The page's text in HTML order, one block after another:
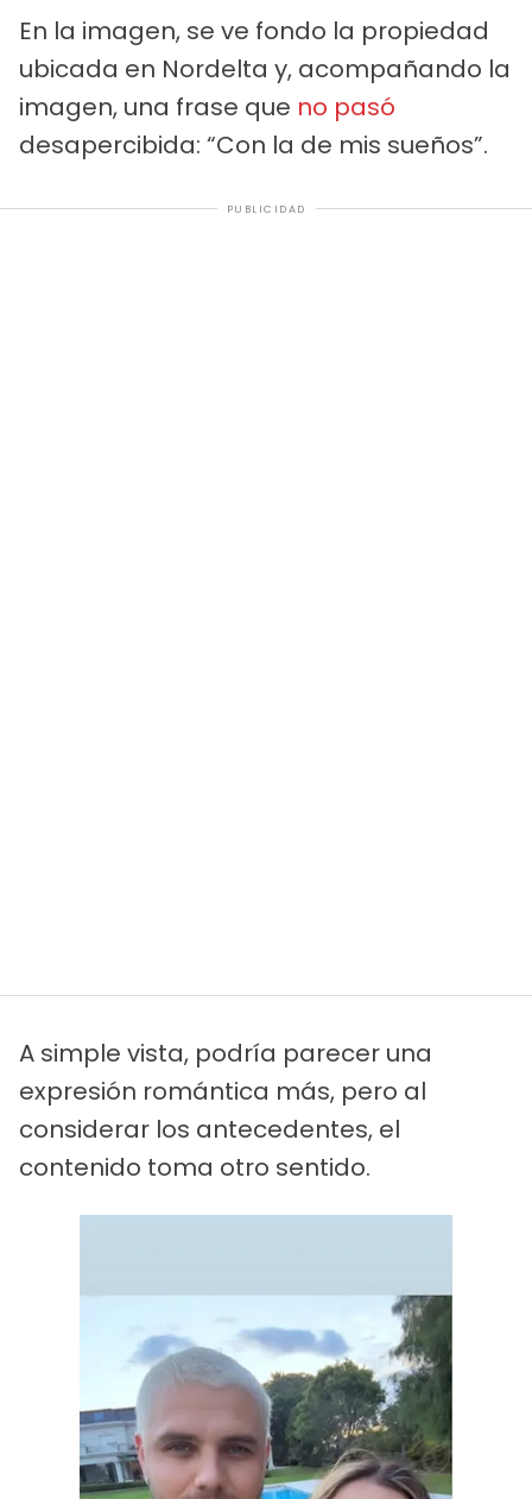
En la imagen, se ve fondo la propiedad
ubicada en Nordelta y, acompañando la
imagen, una frase que no pasó
desapercibida: “Con la de mis sueños”.
PUBLICIDAD
A simple vista, podría parecer una
expresión romántica más, pero al
considerar los antecedentes, el
contenido toma otro sentido.